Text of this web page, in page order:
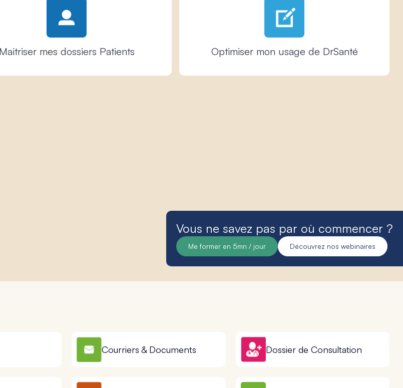
Maitriser mes dossiers Patients Optimiser mon usage de DrSanté
Vous ne savez pas par où commencer ?
Me former en 5mn / jour Découvrez nos webinaires
Courriers & Documents Dossier de Consultation